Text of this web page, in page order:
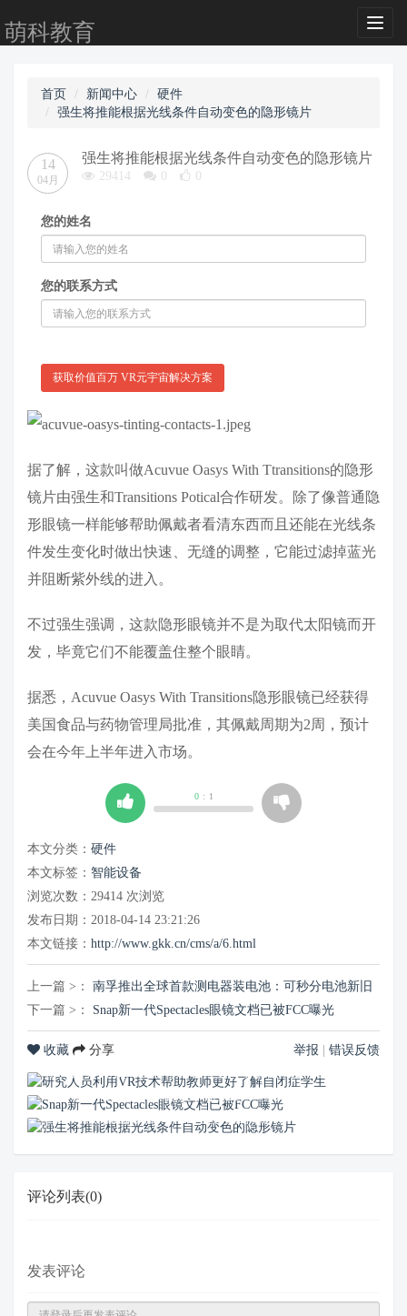
萌科教育
首页 新闻中心
硬件
强生将推能根据光线条件自动变色的隐形镜片
14
04月
强生将推能根据光线条件自动变色的隐形镜片
29414 0 0
您的姓名
您的联系方式
获取价值百万 VR元宇宙解决方案
据了解，这款叫做Acuvue Oasys With Ttransitions的隐形
镜片由强生和Transitions Potical合作研发。除了像普通隐
形眼镜一样能够帮助佩戴者看清东西而且还能在光线条
件发生变化时做出快速、无缝的调整，它能过滤掉蓝光
并阻断紫外线的进入。
不过强生强调，这款隐形眼镜并不是为取代太阳镜而开
发，毕竟它们不能覆盖住整个眼睛。
据悉，Acuvue Oasys With Transitions隐形眼镜已经获得
美国食品与药物管理局批准，其佩戴周期为2周，预计
会在今年上半年进入市场。
0 : 1
本文分类： 硬件
本文标签： 智能设备
浏览次数： 29414 次浏览
发布日期：2018-04-14 23:21:26
本文链接： http://www.gkk.cn/cms/a/6.html
上一篇 >：
南孚推出全球首款测电器装电池：可秒分电池新旧
下一篇 >：
Snap新一代Spectacles眼镜文档已被FCC曝光
收藏 分享 举报
错误反馈
研究人员利用VR技术帮助教师更好了解自闭症学生
Snap新一代Spectacles眼镜文档已被FCC曝光
强生将推能根据光线条件自动变色的隐形镜片
评论列表(0)
发表评论